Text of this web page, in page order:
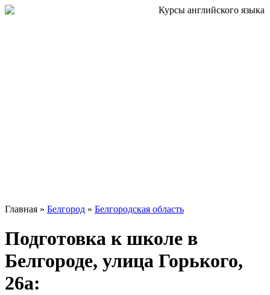
Главная » Белгород » Белгородская область
Подготовка к школе в
Белгороде, улица Горького,
26а: